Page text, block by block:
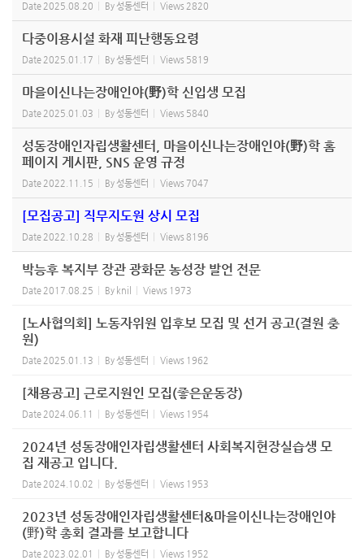
Date 2025.08.20 By성동센터 Views 2820
다중이용시설 화재 피난행동요령
Date 2025.01.17 By성동센터 Views 5819
마을이신나는장애인야(野)학 신입생 모집
Date 2025.01.03 By성동센터 Views 5840
성동장애인자립생활센터, 마을이신나는장애인야(野)학 홈
페이지 게시판, SNS 운영 규정
Date 2022.11.15 By성동센터 Views 7047
[모집공고] 직무지도원 상시 모집
Date 2022.10.28 By성동센터 Views 8196
박능후 복지부 장관 광화문 농성장 발언 전문
Date 2017.08.25 By knil Views 1973
[노사협의회] 노동자위원 입후보 모집 및 선거 공고(결원 충
원)
Date 2025.01.13 By성동센터 Views 1962
[채용공고] 근로지원인 모집(좋은운동장)
Date 2024.06.11 By성동센터 Views 1954
2024년 성동장애인자립생활센터 사회복지현장실습생 모
집 재공고 입니다.
Date 2024.10.02 By성동센터 Views 1953
2023년 성동장애인자립생활센터&마을이신나는장애인야
(野)학 총회 결과를 보고합니다
Date 2023.02.01 By성동센터 Views 1952